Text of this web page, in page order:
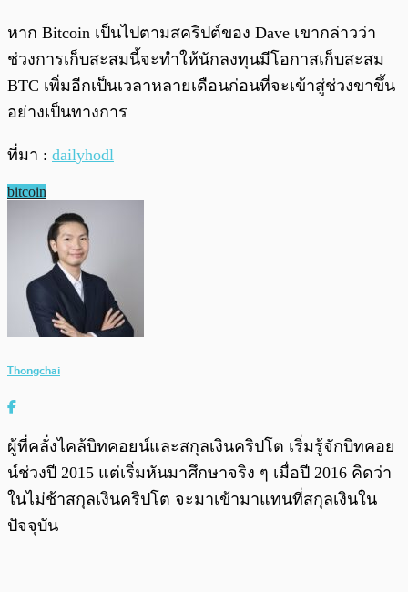
หาก Bitcoin เป็นไปตามสคริปต์ของ Dave เขากล่าวว่า
ช่วงการเก็บสะสมนี้จะทำให้นักลงทุนมีโอกาสเก็บสะสม
BTC เพิ่มอีกเป็นเวลาหลายเดือนก่อนที่จะเข้าสู่ช่วงขาขึ้น
อย่างเป็นทางการ
ที่มา : dailyhodl
bitcoin
Thongchai
ผู้ที่คลั่งไคล้บิทคอยน์และสกุลเงินคริปโต เริ่มรู้จักบิทคอย
น์ช่วงปี 2015 แต่เริ่มหันมาศึกษาจริง ๆ เมื่อปี 2016 คิดว่า
ในไม่ช้าสกุลเงินคริปโต จะมาเข้ามาแทนที่สกุลเงินใน
ปัจจุบัน